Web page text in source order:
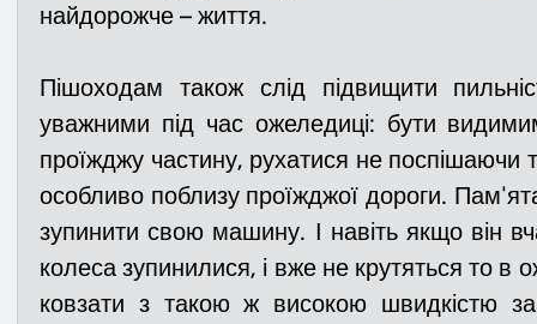
найдорожче – життя.
Пішоходам також слід підвищити
уважними під час ожеледиці: бути
проїжджу частину, рухатися не поспішаючи
особливо поблизу проїжджої дороги.
зупинити свою машину. І навіть якщо він
колеса зупинилися, і вже не крутяться то
ковзати з такою ж високою швидкістю